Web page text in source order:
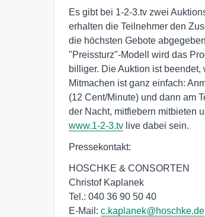
Es gibt bei 1-2-3.tv zwei
erhalten die Teilnehmer den
die höchsten Gebote
"Preissturz"-Modell wird das
billiger. Die Auktion ist
Mitmachen ist ganz einfach:
(12 Cent/Minute) und dann am
www.1-2-3.tv live dabei sein.
Pressekontakt:
HOSCHKE & CONSORTEN
Christof Kaplanek
Tel.: 040 36 90 50 40
E-Mail: c.kaplanek@hoschke.de